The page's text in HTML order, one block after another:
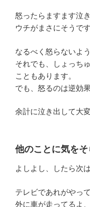
怒ったらますます泣
ウチがまさにそうで
なるべく怒らないよ
それでも、しょっち
こともあります。
でも、怒るのは逆効
余計に泣き出して大
他のことに気をそ
よしよし、したら次
テレビであれがやっ
外に車が走ってるよ